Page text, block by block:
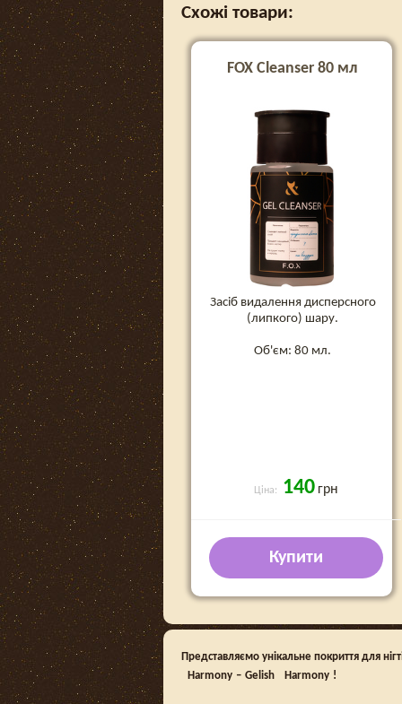
Схожі товари:
FOX Cleanser 80 мл
Засіб видалення дисперсного
(липкого) шару.
Об'єм: 80 мл.
Ціна: 140 грн
Купити
Представляємо унікальне покриття для
Harmony – Gelish Harmony !